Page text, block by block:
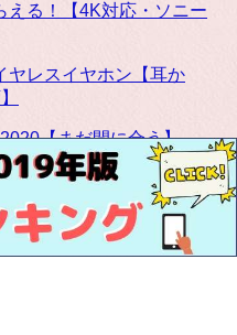
える！【4K対応・ソニー
ヤレスイヤホン【耳か
【まだ間に合う】
級家具が登場！椅子・テ
す